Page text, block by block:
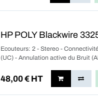
HP POLY Blackwire
Ecouteurs: 2 - Stereo -
(UC) - Annulation active du Bruit
48,00€ HT